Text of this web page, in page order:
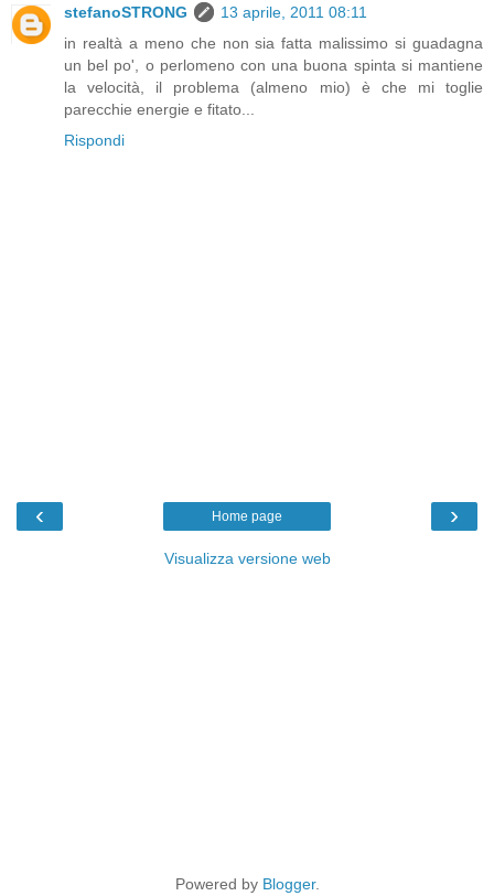
stefanoSTRONG
13 aprile, 2011 08:11
in realtà a meno che non sia fatta malissimo si guadagna
un bel po', o perlomeno con una buona spinta si mantiene
la velocità, il problema (almeno mio) è che mi toglie
parecchie energie e fitato...
Rispondi
‹ ›
Home page
Visualizza versione web
Powered by Blogger.